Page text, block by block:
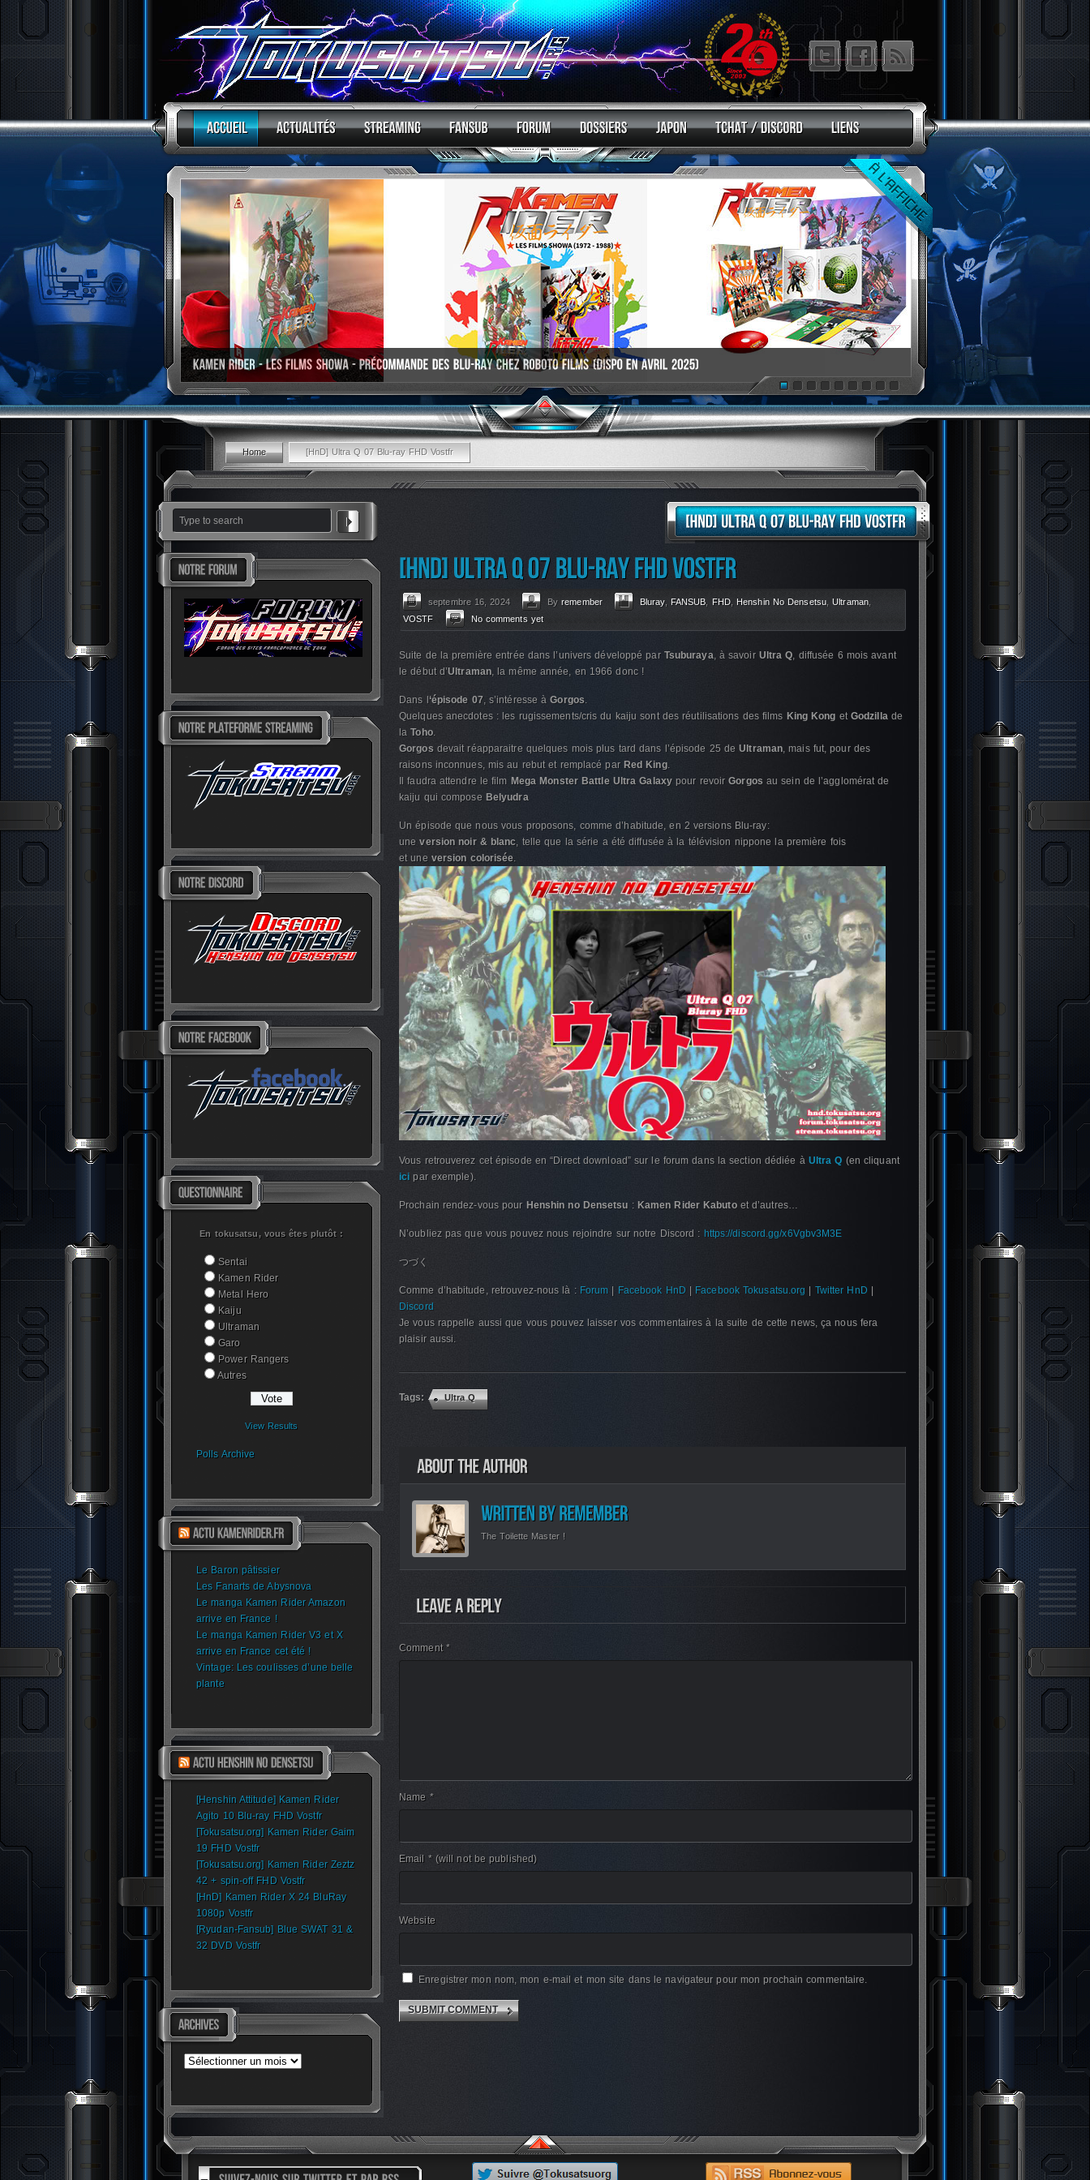
Home [HnD] Ultra Q 07 Blu-ray FHD Vostfr
En tokusatsu, vous êtes plutôt :
Sentai
Kamen Rider
Metal Hero
Kaiju
Ultraman
Garo
Power Rangers
Autres
View Results
Polls Archive
Le Baron pâtissier
Les Fanarts de Abysnova
Le manga Kamen Rider Amazon
arrive en France !
Le manga Kamen Rider V3 et X
arrive en France cet été !
Vintage: Les coulisses d’une belle
plante
[Henshin Attitude] Kamen Rider
Agito 10 Blu-ray FHD Vostfr
[Tokusatsu.org] Kamen Rider Gaim
19 FHD Vostfr
[Tokusatsu.org] Kamen Rider Zeztz
42 + spin-off FHD Vostfr
[HnD] Kamen Rider X 24 BluRay
1080p Vostfr
[Ryudan-Fansub] Blue SWAT 31 &
32 DVD Vostfr
Archives
septembre 16, 2024 Byremember Bluray, FANSUB FHD, Henshin No Densetsu,Ultraman
VOSTF
No comments yet
Suite de la première entrée dans l’univers développé par Tsuburaya, à savoir Ultra Q, diffusée 6 mois avant
le début d’Ultraman, la même année, en 1966 donc !
Dans l ‘épisode 07, s’intéresse àGorgos.
Quelques anecdotes : les rugissements/cris du kaiju sont des réutilisations des films King Kong et Godzillade
laToho.
Gorgosdevait réapparaitre quelques mois plus tard dans l’épisode 25 deUltraman, mais fut, pour des
raisons inconnues, mis au rebut et remplacé par Red King.
Il faudra attendre le film Mega Monster Battle Ultra Galaxypour revoirGorgos au sein de l’agglomérat de
kaiju qui compose Belyudra
Un épisode que nous vous proposons, comme d’habitude, en 2 versions Blu-ray:
uneversion noir & blanc, telle que la série a été diffusée à la télévision nippone la première fois
et une version colorisée.
Vous retrouverez cet épisode en “Direct download” sur le forum dans la section dédiée à Ultra Q (en cliquant
ici par exemple).
Prochain rendez-vous pour Henshin no Densetsu : Kamen Rider Kabutoet d’autres…
N’oubliez pas que vous pouvez nous rejoindre sur notre Discord : https://discord.gg/x6Vgbv3M3E
つづく
Comme d’habitude, retrouvez-nous là : Forum Facebook HnD Facebook Tokusatsu.org Twitter HnD
Discord
Je vous rappelle aussi que vous pouvez laisser vos commentaires à la suite de cette news, ça nous fera
plaisir aussi.
Tags: Ultra Q
The Toilette Master !
Comment *
Name *
Email * (will not be published)
Website
Enregistrer mon nom, mon e-mail et mon site dans le navigateur pour mon prochain commentaire.